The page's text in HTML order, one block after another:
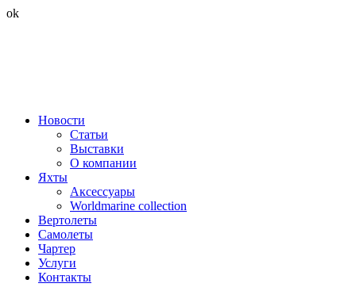
ok
Новости
Статьи
Выставки
О компании
Яхты
Аксессуары
Worldmarine collection
Вертолеты
Самолеты
Чартер
Услуги
Контакты